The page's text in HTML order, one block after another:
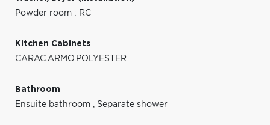
Powder room : RC
Kitchen Cabinets
CARAC.ARMO.POLYESTER
Bathroom
Ensuite bathroom , Separate shower